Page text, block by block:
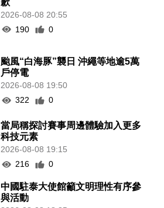
2026-08-08 20:55
190
0
颱風“白海豚”襲日 沖繩等地逾5萬
戶停電
2026-08-08 19:50
322
0
當局稱探討賽事周邊體驗加入更多
科技元素
2026-08-08 19:15
216
0
中國駐泰大使館籲文明理性有序參
與活動